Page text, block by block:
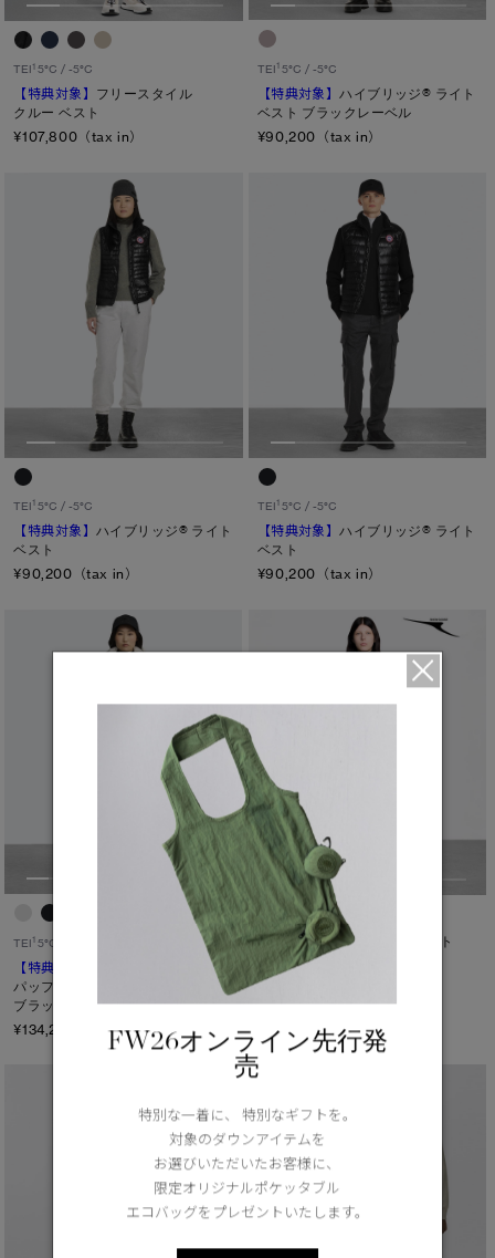
TEI1 5°C / -5°C
【特典対象】 フリースタイル
クルー ベスト
¥107,800（tax in）
TEI15°C / -5°C
【特典対象】 ハイブリッジ® ライト
ベスト ブラックレーベル
¥90,200（tax in）
TEI1 5°C / -5°C
【特典対象】ハイブリッジ® ライト
ベスト
¥90,200（tax in）
TEI15°C / -5°C
【特典対象】 ハイブリッジ® ライト
ベスト
¥90,200（tax in）
TEI1 5°C / -5°C
【特典対象】
パッファー ベスト
ブラックレーベル
¥134,200（tax in）
【特典対象】アヴァロン ベスト
¥132,000（tax in）
FW26オンライン先行発
売
特別な一着に、 特別なギフトを。
対象のダウンアイテムを
お選びいただいたお客様に、
限定オリジナルポケッタブル
エコバッグをプレゼントいたします。